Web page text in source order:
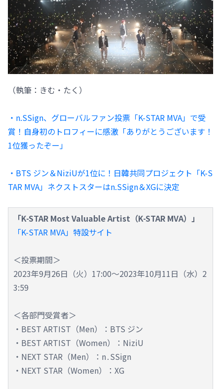
（執筆：きむ・たく）
・n.SSign、グローバルファン投票「K-STAR MVA」で受
賞！自身初のトロフィーに感激「ありがとうございます！
1位獲ったぞー」
・BTS ジン＆NiziUが1位に！日韓共同プロジェクト「K-S
TAR MVA」ネクストスターはn.SSign＆XGに決定
「K-STAR Most Valuable Artist（K-STAR MVA）」
「K-STAR MVA」特設サイト
＜投票期間＞
2023年9月26日（火）17:00～2023年10月11日（水）2
3:59
＜各部門受賞者＞
・BEST ARTIST（Men）：BTS ジン
・BEST ARTIST（Women）：NiziU
・NEXT STAR（Men）：n․SSign
・NEXT STAR（Women）：XG